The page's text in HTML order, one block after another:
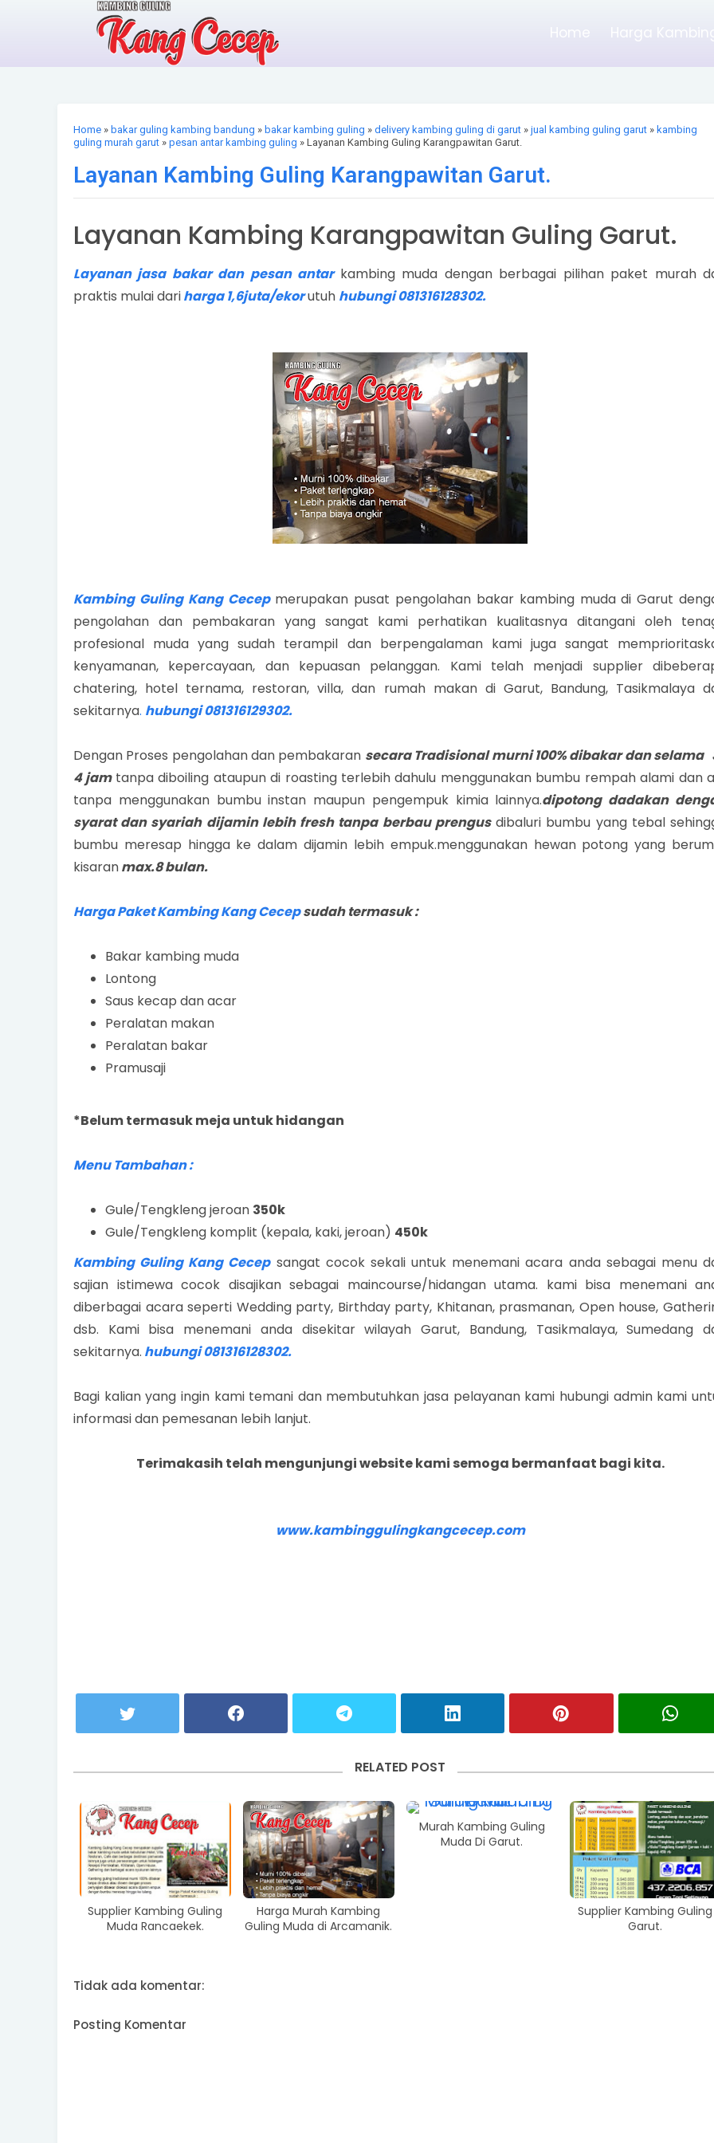
Home Harga
Home » bakar guling kambing bandung » bakar kambing guling » delivery kambing guling di garut » jual kambing guling garut » kambing
guling murah garut » pesan antar kambing guling » Layanan Kambing Guling Karangpawitan Garut.
Layanan Kambing Guling Karangpawitan Garut.
Layanan Kambing Karangpawitan Guling Garut.
Layanan jasa bakar dan pesan antar kambing muda dengan berbagai pilihan paket murah
praktis mulai dariharga 1,6juta/ekorutuh hubungi 081316128302.
Kambing Guling Kang Cecepmerupakan pusat pengolahan bakar kambing muda di Garut
pengolahan dan pembakaran yang sangat kami perhatikan kualitasnya ditangani oleh
profesional muda yang sudah terampil dan berpengalaman kami juga sangat
kenyamanan, kepercayaan, dan kepuasan pelanggan. Kami telah menjadi supplier
chatering, hotel ternama, restoran, villa, dan rumah makan di Garut, Bandung, Tasikmalaya
sekitarnya. hubungi 081316129302.
Dengan Proses pengolahan dan pembakaran secara Tradisional murni 100% dibakar dan selama
4 jam tanpa diboiling ataupun di roasting terlebih dahulu menggunakan bumbu rempah alami dan
tanpa menggunakan bumbu instan maupun pengempuk kimia lainnya.dipotong dadakan
syarat dan syariah dijamin lebih fresh tanpa berbau prengusdibaluri bumbu yang tebal
bumbu meresap hingga ke dalam dijamin lebih empuk.menggunakan hewan potong yang
kisaranmax.8 bulan.
Harga Paket Kambing Kang Cecepsudah termasuk :
Bakar kambing muda
Lontong
Saus kecap dan acar
Peralatan makan
Peralatan bakar
Pramusaji
*Belum termasuk meja untuk hidangan
Menu Tambahan :
Gule/Tengkleng jeroan 350k
Gule/Tengkleng komplit (kepala, kaki, jeroan) 450k
Kambing Guling Kang Cecepsangat cocok sekali untuk menemani acara anda sebagai menu
sajian istimewa cocok disajikan sebagai maincourse/hidangan utama. kami bisa menemani
diberbagai acara seperti Wedding party, Birthday party, Khitanan, prasmanan, Open house,
dsb. Kami bisa menemani anda disekitar wilayah Garut, Bandung, Tasikmalaya, Sumedang
sekitarnya. hubungi 081316128302.
Bagi kalian yang ingin kami temani dan membutuhkan jasa pelayanan kami hubungi admin kami
informasi dan pemesanan lebih lanjut.
Terimakasih telah mengunjungi website kami semoga bermanfaat bagi kita.
www.kambinggulingkangcecep.com
RELATED POST
Supplier Kambing Guling
Muda Rancaekek.
Harga Murah Kambing
Guling Muda di Arcamanik.
Murah Kambing Guling
Muda Di Garut.
Supplier Kambing Guling
Garut.
Tidak ada komentar:
Posting Komentar